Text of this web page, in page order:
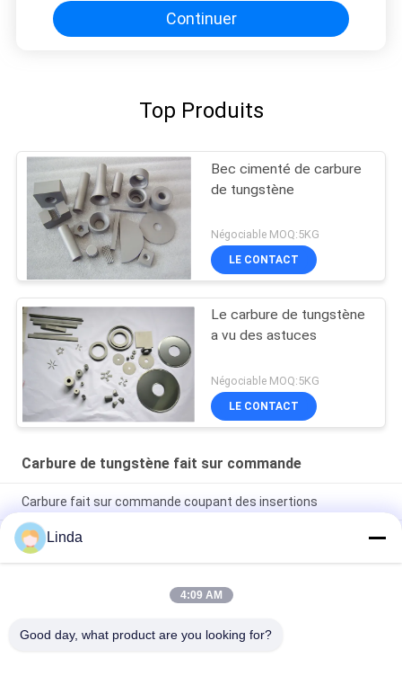
Continuer
Top Produits
Bec cimenté de carbure
de tungstène
Négociable MOQ:5KG
LE CONTACT
Le carbure de tungstène
a vu des astuces
Négociable MOQ:5KG
LE CONTACT
Carbure de tungstène fait sur commande
Carbure fait sur commande coupant des insertions
Charbonnage de forage fait sur commande fort de carbure de
tungstène de résistance à l'usure/astuces de carbure
Le goujon fait sur commande de pneu de carbure de
tungstène pour le temps de neige en hiver sautent anti- le
Linda
4:09 AM
Good day, what product are you looking for?